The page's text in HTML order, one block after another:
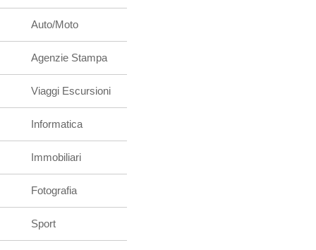
Auto/Moto
Agenzie Stampa
Viaggi Escursioni
Informatica
Immobiliari
Fotografia
Sport